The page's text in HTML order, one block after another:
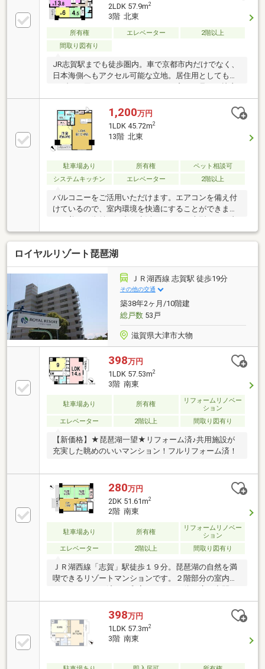
2LDK 57.9m2
3階 北東
所有権 エレベーター
2階以上
間取り図有り
JR志賀駅までも徒歩圏内。車で京都市内だけでなく、
日本海側へもアクセル可能な立地。居住用としても、
山系も四季折々で見せる姿が異なり、自然を身近に感
じる事ができる住まいです。
1,200万円
1LDK 45.72m2
13階 北東
駐車場あり 所有権
ペット相談可
システムキッチン
エレベーター 2階以上
バルコニーをご活用いただけます。エアコンを備え付
けているので、室内環境を快適にすることができます
だがらです。信頼と実績を誇るLIXIL不動産ショップ ピ
アライフがお客様の住まい探しをしっかりとサポート
致します。ご希望の条件などがあれば、ぜひお聞かせ
下さい。
ロイヤルリゾート琵琶湖
ＪＲ湖西線 志賀駅 徒歩19分
その他の交通
築38年2ヶ月/10階建
総戸数53戸
滋賀県大津市大物
398万円
1LDK 57.53m2
3階 南東
駐車場あり 所有権
リフォームリノベー
ション
エレベーター
2階以上 間取り図有り
【新価格】★琵琶湖一望★リフォーム済♪共用施設が
充実した眺めのいいマンション！フルリフォーム済！
280万円
2DK 51.61m2
2階 南東
駐車場あり 所有権
リフォームリノベー
ション
エレベーター
2階以上 間取り図有り
ＪＲ湖西線「志賀」駅徒歩１９分。琵琶湖の自然を満
喫できるリゾートマンションです。２階部分の室内は
して開放的にお使いいただけます。既存物件のためセ
カンドハウスや別荘としての利用にも最適。共用部に
は見晴らしの良い展望浴室や娯楽室が完備されてお
り、非日常の癒やしを提供します。なお、当エリアは
市街化調整区域となりますので、地域の特性等につい
398万円
1LDK 57.3m2
3階 南東